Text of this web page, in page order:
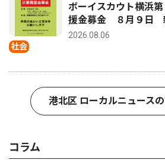
社会
ボーイスカウト横浜
援金募金 ８月９日
2026.08.06
港北区 ローカルニュース
コラム